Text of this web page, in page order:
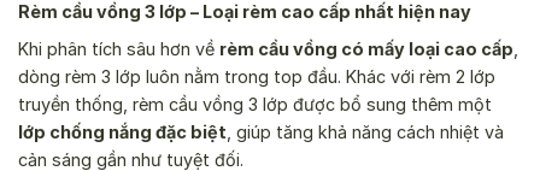
Rèm cầu vồng 3 lớp – Loại rèm cao cấp nhất hiện nay
Khi phân tích sâu hơn về rèm cầu vồng có mấy loại cao cấp
dòng rèm 3 lớp luôn nằm trong top đầu. Khác với rèm 2 lớp
truyền thống, rèm cầu vồng 3 lớp được bổ sung thêm một
lớp chống nắng đặc biệt , giúp tăng khả năng cách nhiệt và
cản sáng gần như tuyệt đối.